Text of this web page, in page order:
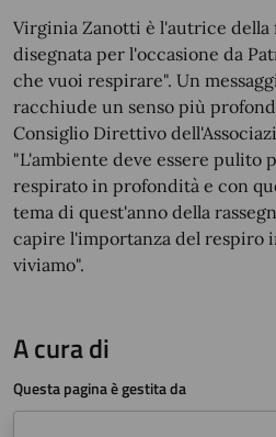
Virginia Zanotti è l'autrice della
disegnata per l'occasione da
che vuoi respirare". Un
racchiude un senso più
Consiglio Direttivo
"L'ambiente deve essere pulito
respirato in profondità e con
tema di quest'anno della
capire l'importanza del respiro
viviamo".
A cura di
Questa pagina è gestita da